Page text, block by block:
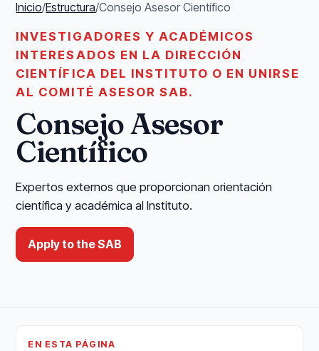
Inicio/Estructura/Consejo Asesor Científico
INVESTIGADORES Y ACADÉMICOS
INTERESADOS EN LA DIRECCIÓN
CIENTÍFICA DEL INSTITUTO O EN UNIRSE
AL COMITÉ ASESOR SAB.
Consejo Asesor
Científico
Expertos externos que proporcionan orientación
científica y académica al Instituto.
Apply to the SAB
EN ESTA PÁGINA